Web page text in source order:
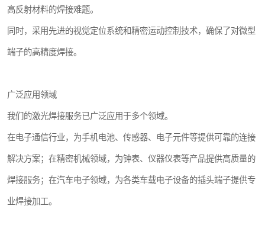
高反射材料的焊接难题。
同时，采用先进的视觉定位系统和精密运动控制技术，确保了对微型
端子的高精度焊接。
广泛应用领域
我们的激光焊接服务已广泛应用于多个领域。
在电子通信行业，为手机电池、传感器、电子元件等提供可靠的连接
解决方案；在精密机械领域，为钟表、仪器仪表等产品提供高质量的
焊接服务；在汽车电子领域，为各类车载电子设备的插头端子提供专
业焊接加工。